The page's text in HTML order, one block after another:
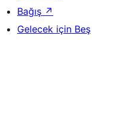
Bağış ↗
Gelecek için Beş